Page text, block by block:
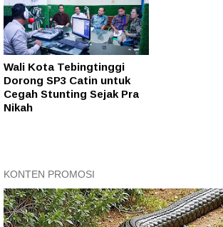
Wali Kota Tebingtinggi
Dorong SP3 Catin untuk
Cegah Stunting Sejak Pra
Nikah